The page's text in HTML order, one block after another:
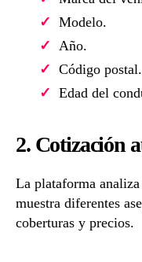
Modelo.
Año.
Código postal.
Edad del
2. Cotización
La plataforma
muestra diferentes
coberturas y precios.